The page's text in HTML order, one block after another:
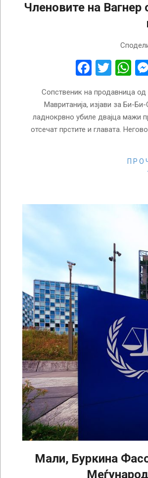
Членовите на Вагнер
Сопственик на продавница
Мавританија, изјави за Би-
ладнокрвно убиле двајца мажи
отсечат прстите и главата.
Мали, Буркина